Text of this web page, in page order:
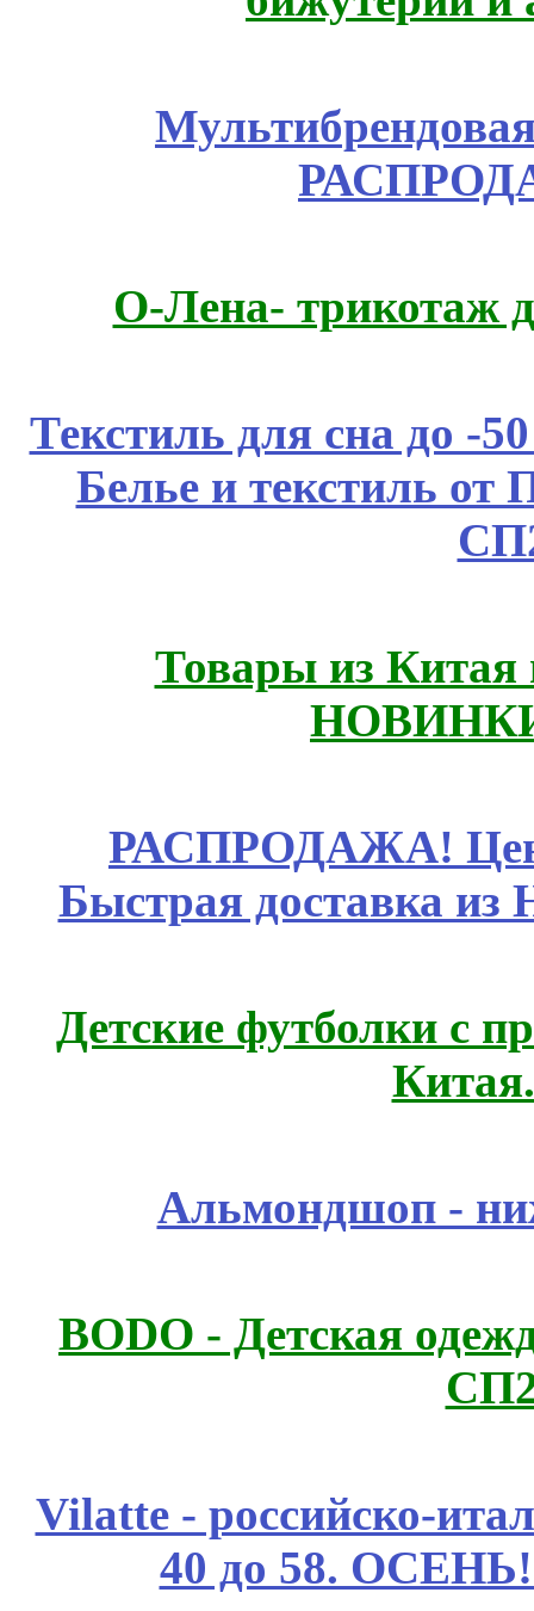
О-Лена- трикотаж
Текстиль для сна до
Белье и текстиль от
Товары из Китая
РАСПРОДАЖА!
Быстрая доставка из
Детские футболки с
Альмондшоп -
BODO - Детская
Vilatte - российско-
40 до 58.